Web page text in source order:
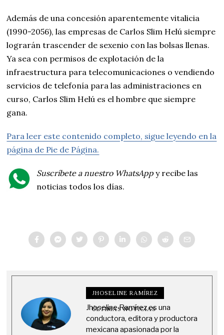
Además de una concesión aparentemente vitalicia
(1990-2056), las empresas de Carlos Slim Helú siempre
lograrán trascender de sexenio con las bolsas llenas.
Ya sea con permisos de explotación de la
infraestructura para telecomunicaciones o vendiendo
servicios de telefonía para las administraciones en
curso, Carlos Slim Helú es el hombre que siempre
gana.
Para leer este contenido completo, sigue leyendo en la
página de Pie de Página.
Suscríbete a nuestro WhatsApp y recibe las
noticias todos los días.
JHOSELINE RAMÍREZ
ÚLTIMAS NOTICIAS
Jhoseline Ramírez es una
conductora, editora y productora
mexicana apasionada por la